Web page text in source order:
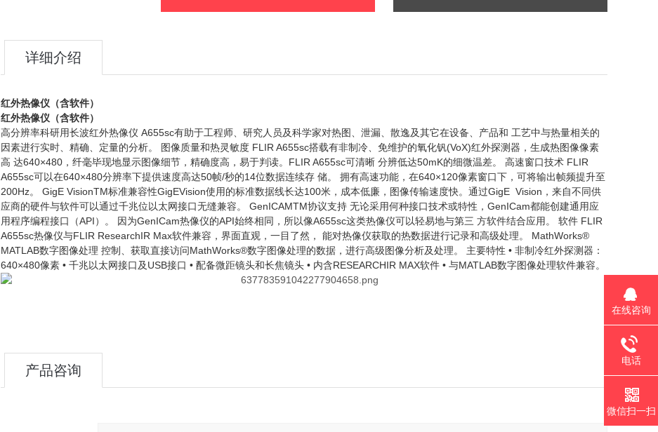
详细介绍
红外热像仪（含软件）
红外热像仪（含软件）
高分辨率科研用长波红外热像仪 A655sc有助于工程师、研究人员及科学家对热图、泄漏、散逸及其它在设备、产品和 工艺中与热量相关的
因素进行实时、精确、定量的分析。 图像质量和热灵敏度 FLIR A655sc搭载有非制冷、免维护的氧化钒(VoX)红外探测器，生成热图像像素
高 达640×480，纤毫毕现地显示图像细节，精确度高，易于判读。FLIR A655sc可清晰 分辨低达50mK的细微温差。 高速窗口技术 FLIR
A655sc可以在640×480分辨率下提供速度高达50帧/秒的14位数据连续存 储。 拥有高速功能，在640×120像素窗口下，可将输出帧频提升至
200Hz。 GigE VisionTM标准兼容性GigEVision使用的标准数据线长达100米，成本低廉，图像传输速度快。通过GigE Vision，来自不同供
应商的硬件与软件可以通过千兆位以太网接口无缝兼容。 GenICAMTM协议支持 无论采用何种接口技术或特性，GenICam都能创建通用应
用程序编程接口（API）。 因为GenICam热像仪的API始终相同，所以像A655sc这类热像仪可以轻易地与第三 方软件结合应用。 软件 FLIR
A655sc热像仪与FLIR ResearchIR Max软件兼容，界面直观，一目了然， 能对热像仪获取的热数据进行记录和高级处理。 MathWorks®
MATLAB数字图像处理 控制、获取直接访问MathWorks®数字图像处理的数据，进行高级图像分析及处理。 主要特性 • 非制冷红外探测器：
640×480像素 • 千兆以太网接口及USB接口 • 配备微距镜头和长焦镜头 • 内含RESEARCHIR MAX软件 • 与MATLAB数字图像处理软件兼容。
产品咨询
在线咨询
电话
微信扫一扫